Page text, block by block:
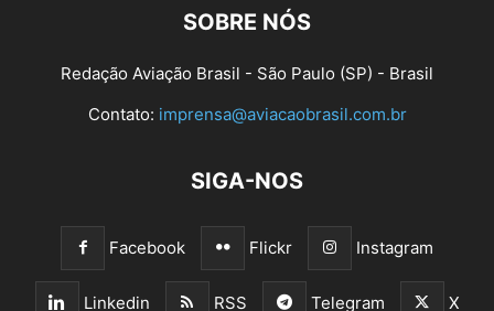
SOBRE NÓS
Redação Aviação Brasil - São Paulo (SP) - Brasil
Contato: imprensa@aviacaobrasil.com.br
SIGA-NOS
Facebook Flickr Instagram
Linkedin RSS Telegram X